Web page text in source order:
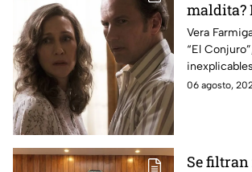
maldita?
revela
señales
durante
la película
Vera
“El
cuerpo
06 agosto,
Se filtran